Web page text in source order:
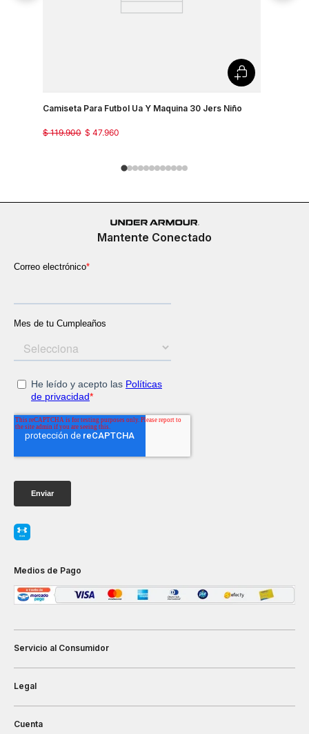
Camiseta Para Futbol Ua Y Maquina 30 Jers Niño
$ 47.960
$ 119.900
Mantente Conectado
Medios de Pago
Servicio al Consumidor
Legal
Cuenta